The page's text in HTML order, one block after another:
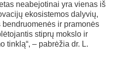
neabejotinai yra vienas iš
ekosistemos dalyvių,
ir pramonės
stiprų mokslo ir
tinklą“, – pabrėžia dr. L.